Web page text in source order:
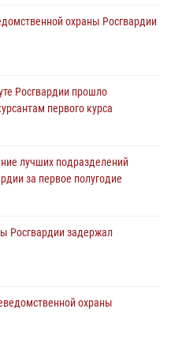
охраны
в розыске
спецназа «Ермак»
десантированию
почтили память детей
охраны Росгвардии
Росгвардии прошло
первого курса
лучших подразделений
за первое полугодие
Росгвардии задержал
охраны